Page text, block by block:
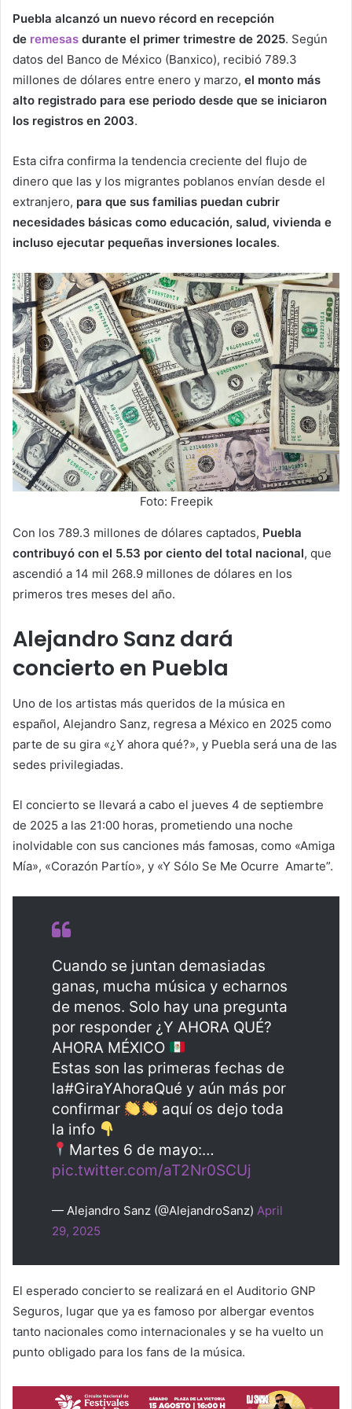
Puebla alcanzó un nuevo récord en recepción
de remesas durante el primer trimestre de 2025. Según
datos del Banco de México (Banxico), recibió 789.3
millones de dólares entre enero y marzo, el monto más
alto registrado para ese periodo desde que se iniciaron
los registros en 2003.
Esta cifra confirma la tendencia creciente del flujo de
dinero que las y los migrantes poblanos envían desde el
extranjero, para que sus familias puedan cubrir
necesidades básicas como educación, salud, vivienda e
incluso ejecutar pequeñas inversiones locales.
Foto: Freepik
Con los 789.3 millones de dólares captados, Puebla
contribuyó con el 5.53 por ciento del total nacional, que
ascendió a 14 mil 268.9 millones de dólares en los
primeros tres meses del año.
Alejandro Sanz dará
concierto en Puebla
Uno de los artistas más queridos de la música en
español, Alejandro Sanz, regresa a México en 2025 como
parte de su gira «¿Y ahora qué?», y Puebla será una de las
sedes privilegiadas.
El concierto se llevará a cabo el jueves 4 de septiembre
de 2025 a las 21:00 horas, prometiendo una noche
inolvidable con sus canciones más famosas, como «Amiga
Mía», «Corazón Partío», y «Y Sólo Se Me Ocurre Amarte”.
Cuando se juntan demasiadas
ganas, mucha música y echarnos
de menos. Solo hay una pregunta
por responder ¿Y AHORA QUÉ?
AHORA MÉXICO
Estas son las primeras fechas de
la#GiraYAhoraQué y aún más por
confirmar
aquí os dejo toda
la info
Martes 6 de mayo:…
pic.twitter.com/aT2Nr0SCUj
— Alejandro Sanz (@AlejandroSanz) April
29, 2025
El esperado concierto se realizará en el Auditorio GNP
Seguros, lugar que ya es famoso por albergar eventos
tanto nacionales como internacionales y se ha vuelto un
punto obligado para los fans de la música.